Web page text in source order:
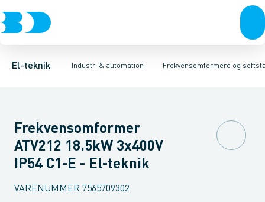
El-teknik Industri & automation
Afbrydere, stikkontakter & lampeudtagForgreningsmateriel
Frekvensomformere og
Industristiksystemer Frekvensomformere og softstartere
Frekvensomformer =˂1 kVFilter for lavspændingSoft Starter
Frekvensomformer
ATV212 18.5kW 3x400V
IP54 C1-E - El-teknik
VARENUMMER 7565709302